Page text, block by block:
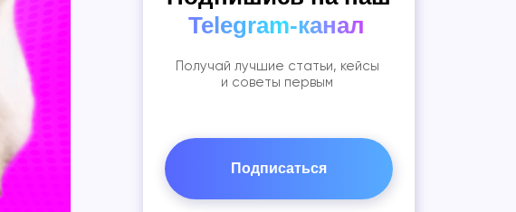
Telegram-канал
Получай лучшие статьи, кейсы
и советы первым
Подписаться